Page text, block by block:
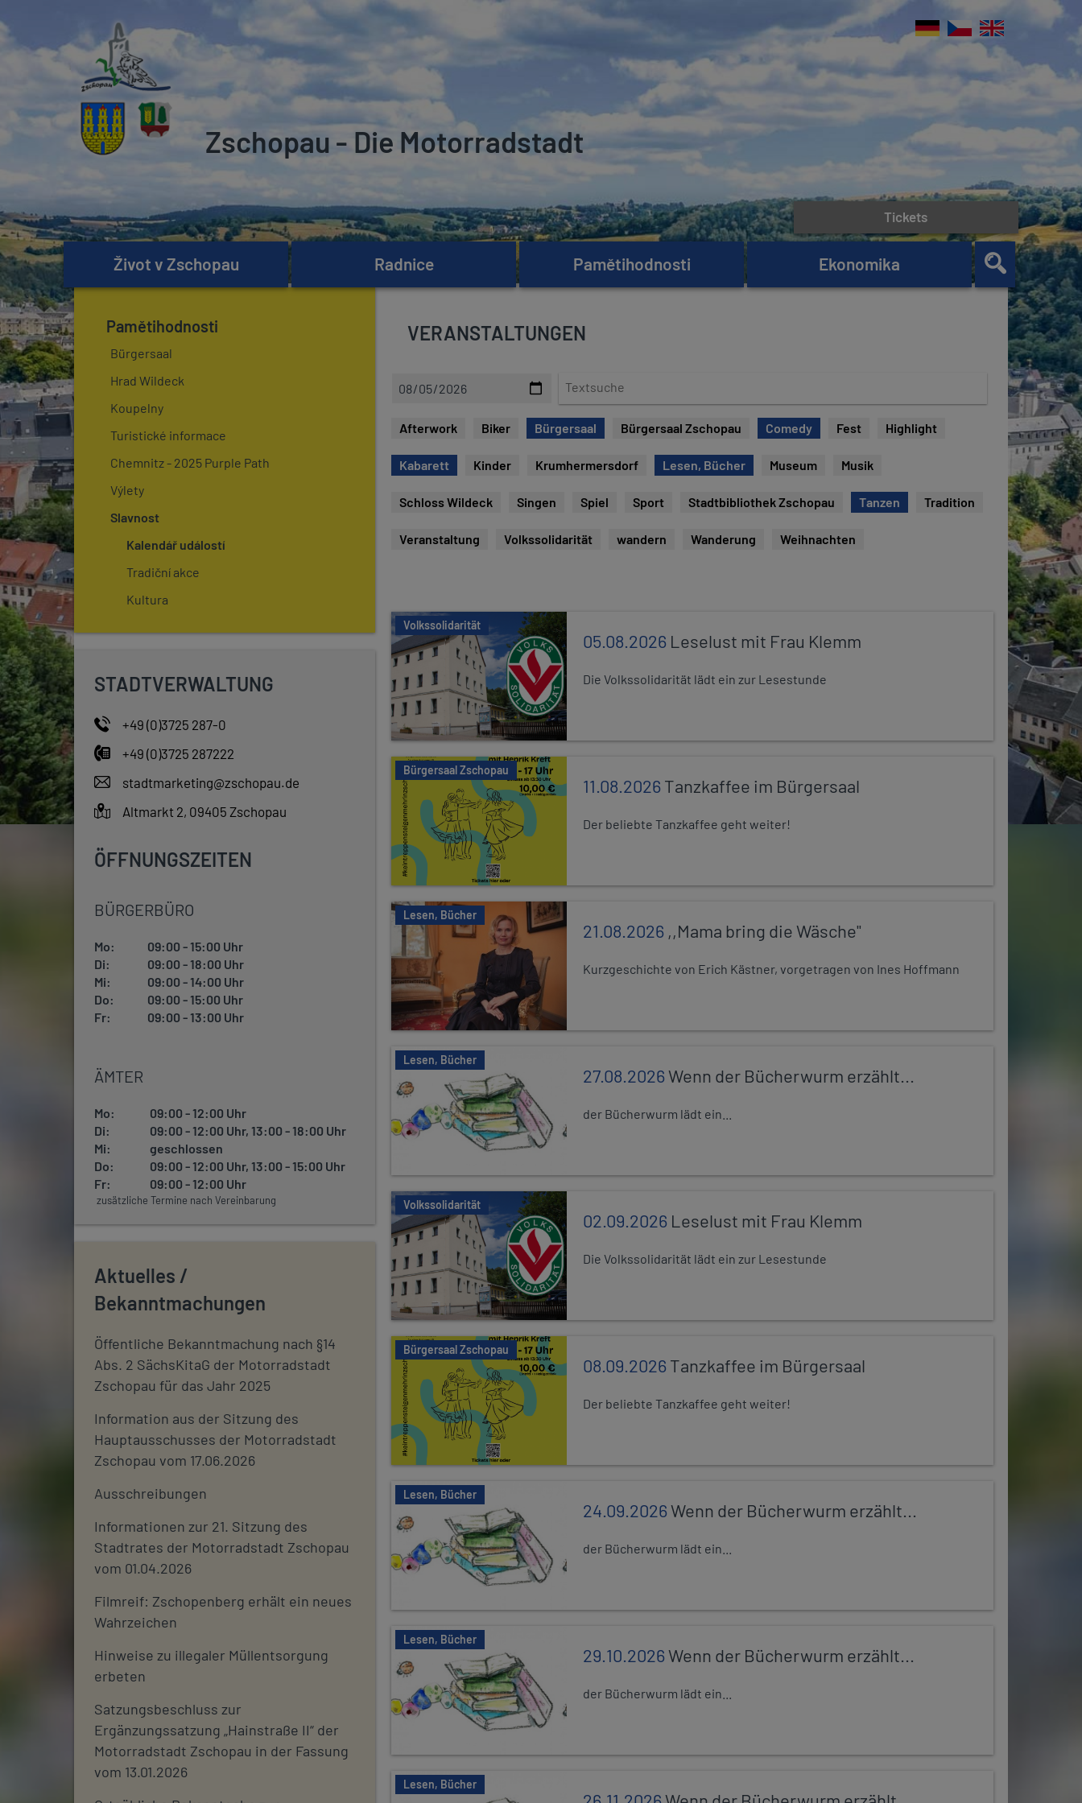
Zschopau - Die Motorradstadt
Život v Zschopau Radnice Pamětihodnosti Ekonomika
Tickets
Pamětihodnosti
Bürgersaal
Hrad Wildeck
Koupelny
Turistické informace
Chemnitz - 2025 Purple Path
Výlety
Slavnost
Kalendář událostí
Tradiční akce
Kultura
STADTVERWALTUNG
+49 (0)3725 287-0
+49 (0)3725 287222
stadtmarketing@zschopau.de
Altmarkt 2, 09405 Zschopau
ÖFFNUNGSZEITEN
BÜRGERBÜRO
Mo:
09:00 - 15:00 Uhr
Di:
09:00 - 18:00 Uhr
Mi:
09:00 - 14:00 Uhr
Do:
09:00 - 15:00 Uhr
Fr:
09:00 - 13:00 Uhr
ÄMTER
Mo:
09:00 - 12:00 Uhr
Di:
09:00 - 12:00 Uhr, 13:00 - 18:00 Uhr
Mi:
geschlossen
Do:
09:00 - 12:00 Uhr, 13:00 - 15:00 Uhr
Fr:
09:00 - 12:00 Uhr
zusätzliche Termine nach Vereinbarung
Aktuelles /
Bekanntmachungen
Öffentliche Bekanntmachung nach §14
Abs. 2 SächsKitaG der Motorradstadt
Zschopau für das Jahr 2025
Information aus der Sitzung des
Hauptausschusses der Motorradstadt
Zschopau vom 17.06.2026
Ausschreibungen
Informationen zur 21. Sitzung des
Stadtrates der Motorradstadt Zschopau
vom 01.04.2026
Filmreif: Zschopenberg erhält ein neues
Wahrzeichen
Hinweise zu illegaler Müllentsorgung
erbeten
Satzungsbeschluss zur
Ergänzungssatzung „Hainstraße II“ der
Motorradstadt Zschopau in der Fassung
vom 13.01.2026
VERANSTALTUNGEN
m
x
t
u
Afterwork Biker Bürgersaal Bürgersaal Zschopau Comedy Fest Highlight
Kabarett Kinder Krumhermersdorf Lesen, Bücher Museum Musik
Schloss Wildeck Singen Spiel Sport Stadtbibliothek Zschopau Tanzen Tradition
Veranstaltung Volkssolidarität wandern Wanderung Weihnachten
Volkssolidarität
05.08.2026 Leselust mit Frau Klemm
Die Volkssolidarität lädt ein zur Lesestunde
Bürgersaal Zschopau
11.08.2026Tanzkaffee im Bürgersaal
Der beliebte Tanzkaffee geht weiter!
Lesen, Bücher
21.08.2026 ,,Mama bring die Wäsche"
Kurzgeschichte von Erich Kästner, vorgetragen von Ines Hoffmann
Lesen, Bücher
27.08.2026Wenn der Bücherwurm erzählt...
der Bücherwurm lädt ein...
Volkssolidarität
02.09.2026 Leselust mit Frau Klemm
Die Volkssolidarität lädt ein zur Lesestunde
Bürgersaal Zschopau
08.09.2026Tanzkaffee im Bürgersaal
Der beliebte Tanzkaffee geht weiter!
Lesen, Bücher
24.09.2026Wenn der Bücherwurm erzählt...
der Bücherwurm lädt ein...
Lesen, Bücher
29.10.2026Wenn der Bücherwurm erzählt...
der Bücherwurm lädt ein...
Lesen, Bücher